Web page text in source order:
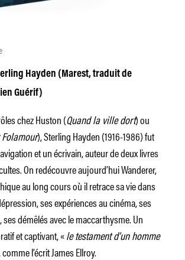
Hayden (Marest, traduit de
Guérif)
chez Huston (Quand la ville dort) ou
), Sterling Hayden (1916-1986) fut
et un écrivain, auteur de deux livres
On redécouvre aujourd’hui Wanderer,
au long cours où il retrace sa vie dans
ses expériences au cinéma, ses
démêlés avec le maccarthysme. Un
et captivant, «le testament d’un homme
l’écrit James Ellroy.